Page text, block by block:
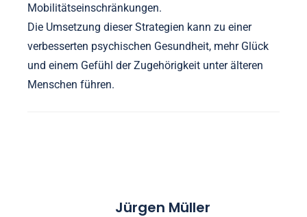
Mobilitätseinschränkungen.
Die Umsetzung dieser Strategien kann zu einer
verbesserten psychischen Gesundheit, mehr Glück
und einem Gefühl der Zugehörigkeit unter älteren
Menschen führen.
Jürgen Müller